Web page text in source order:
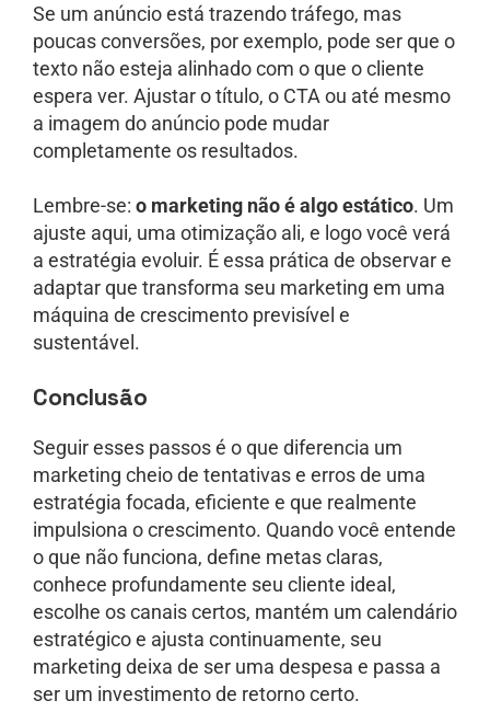
Se um anúncio está trazendo tráfego, mas
poucas conversões, por exemplo, pode ser que o
texto não esteja alinhado com o que o cliente
espera ver. Ajustar o título, o CTA ou até mesmo
a imagem do anúncio pode mudar
completamente os resultados.
Lembre-se: o marketing não é algo estático. Um
ajuste aqui, uma otimização ali, e logo você verá
a estratégia evoluir. É essa prática de observar e
adaptar que transforma seu marketing em uma
máquina de crescimento previsível e
sustentável.
Conclusão
Seguir esses passos é o que diferencia um
marketing cheio de tentativas e erros de uma
estratégia focada, eficiente e que realmente
impulsiona o crescimento. Quando você entende
o que não funciona, define metas claras,
conhece profundamente seu cliente ideal,
escolhe os canais certos, mantém um calendário
estratégico e ajusta continuamente, seu
marketing deixa de ser uma despesa e passa a
ser um investimento de retorno certo.